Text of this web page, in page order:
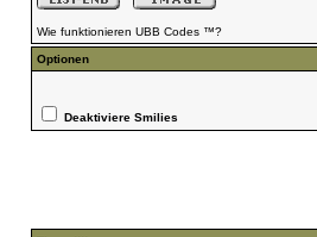
Wie funktionieren UBB Codes ™?
Optionen
Deaktiviere Smilies